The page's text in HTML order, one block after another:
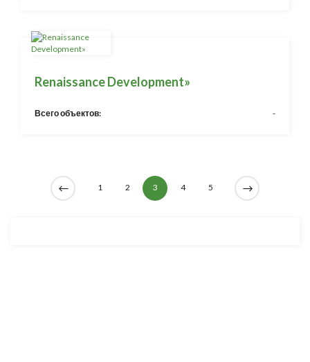
Renaissance Development»
Всего объектов: -
1 2 3 4 5